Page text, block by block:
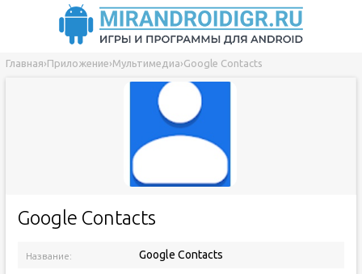
Главная›Приложение›Мультимедиа›Google Contacts
Google Contacts
Название: Google Contacts